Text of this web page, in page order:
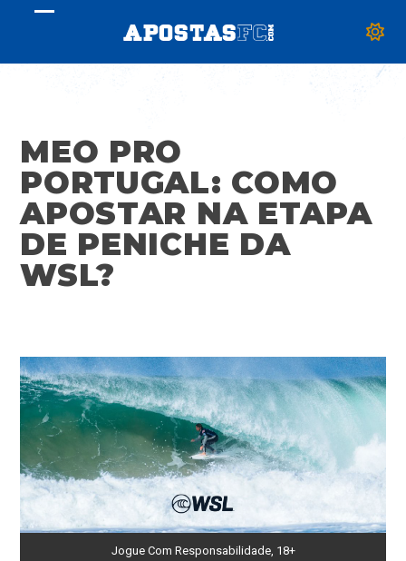
MEO PRO
PORTUGAL: COMO
APOSTAR NA ETAPA
DE PENICHE DA
WSL?
Jogue Com Responsabilidade, 18+